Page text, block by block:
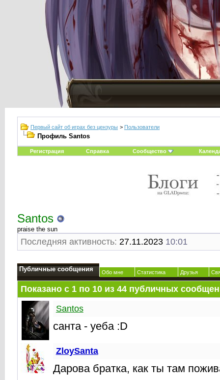
Первый сайт об играх без цензуры > Пользователи
Профиль Santos
Регистрация Справка Сообщество
Santos
praise the sun
Последняя активность: 27.11.2023 10:01
Публичные сообщения Обо мне Статистика Друзья
Показано с 1 по 10из 44публичных
Santos
санта - уеба :D
ZloySanta
Дарова братка, как ты там